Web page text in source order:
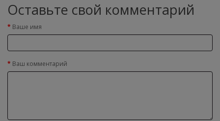
Оставьте свой комментарий
Ваше имя
Ваш комментарий